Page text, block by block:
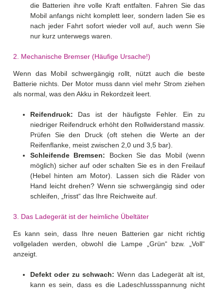
die Batterien ihre volle Kraft entfalten. Fahren Sie das
Mobil anfangs nicht komplett leer, sondern laden Sie es
nach jeder Fahrt sofort wieder voll auf, auch wenn Sie
nur kurz unterwegs waren.
2. Mechanische Bremser (Häufige Ursache!)
Wenn das Mobil schwergängig rollt, nützt auch die beste
Batterie nichts. Der Motor muss dann viel mehr Strom ziehen
als normal, was den Akku in Rekordzeit leert.
Reifendruck: Das ist der häufigste Fehler. Ein zu
niedriger Reifendruck erhöht den Rollwiderstand massiv.
Prüfen Sie den Druck (oft stehen die Werte an der
Reifenflanke, meist zwischen 2,0 und 3,5 bar).
Schleifende Bremsen: Bocken Sie das Mobil (wenn
möglich) sicher auf oder schalten Sie es in den Freilauf
(Hebel hinten am Motor). Lassen sich die Räder von
Hand leicht drehen? Wenn sie schwergängig sind oder
schleifen, „frisst“ das Ihre Reichweite auf.
3. Das Ladegerät ist der heimliche Übeltäter
Es kann sein, dass Ihre neuen Batterien gar nicht richtig
vollgeladen werden, obwohl die Lampe „Grün“ bzw. „Voll“
anzeigt.
Defekt oder zu schwach: Wenn das Ladegerät alt ist,
kann es sein, dass es die Ladeschlussspannung nicht